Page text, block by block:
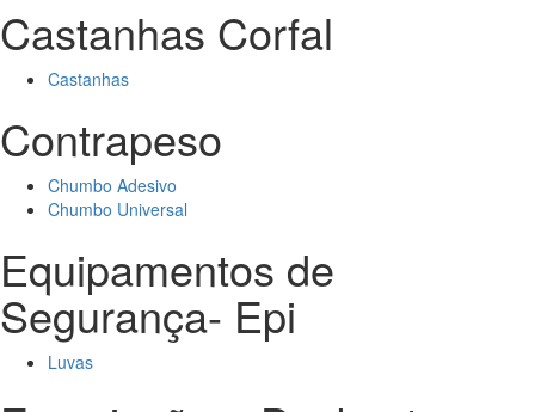
Castanhas Corfal
Castanhas
Contrapeso
Chumbo Adesivo
Chumbo Universal
Equipamentos de
Segurança- Epi
Luvas